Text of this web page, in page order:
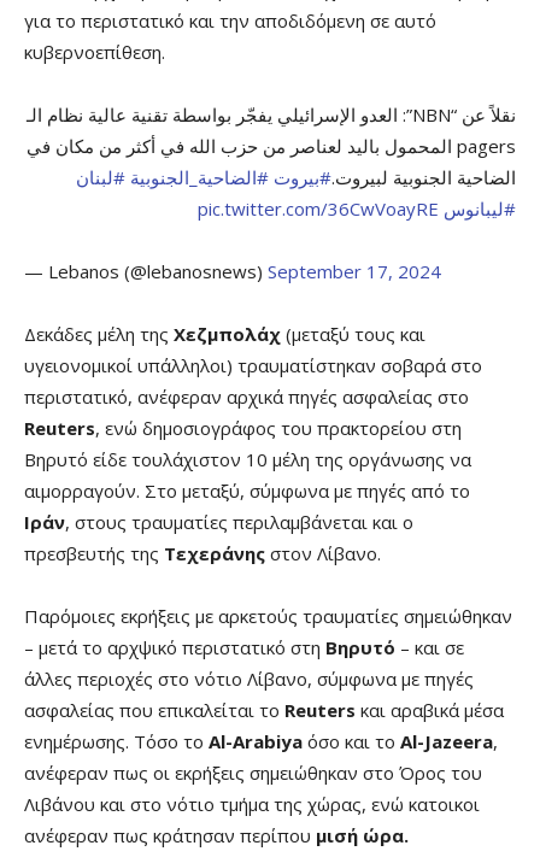
για το περιστατικό και την αποδιδόμενη σε αυτό
κυβερνοεπίθεση.
نقلاً عن “NBN”: العدو الإسرائيلي يفجّر بواسطة تقنية عالية نظام الـ
pagers المحمول باليد لعناصر من حزب الله في أكثر من مكان في
الضاحية الجنوبية لبيروت.#بيروت #الضاحية_الجنوبية #لبنان
#ليبانوس pic.twitter.com/36CwVoayRE
— Lebanos (@lebanosnews) September 17, 2024
Δεκάδες μέλη της Χεζμπολάχ (μεταξύ τους και
υγειονομικοί υπάλληλοι) τραυματίστηκαν σοβαρά στο
περιστατικό, ανέφεραν αρχικά πηγές ασφαλείας στο
Reuters, ενώ δημοσιογράφος του πρακτορείου στη
Βηρυτό είδε τουλάχιστον 10 μέλη της οργάνωσης να
αιμορραγούν. Στο μεταξύ, σύμφωνα με πηγές από το
Ιράν, στους τραυματίες περιλαμβάνεται και ο
πρεσβευτής της Τεχεράνης στον Λίβανο.
Παρόμοιες εκρήξεις με αρκετούς τραυματίες σημειώθηκαν
– μετά το αρχψικό περιστατικό στη Βηρυτό – και σε
άλλες περιοχές στο νότιο Λίβανο, σύμφωνα με πηγές
ασφαλείας που επικαλείται το Reuters και αραβικά μέσα
ενημέρωσης. Τόσο το Al-Arabiya όσο και το Al-Jazeera,
ανέφεραν πως οι εκρήξεις σημειώθηκαν στο Όρος του
Λιβάνου και στο νότιο τμήμα της χώρας, ενώ κατοικοι
ανέφεραν πως κράτησαν περίπου μισή ώρα.